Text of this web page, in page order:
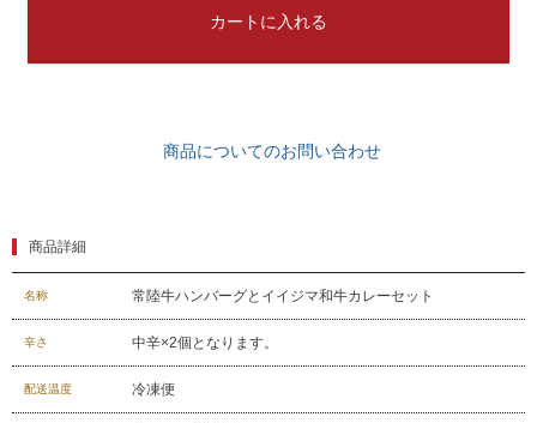
カートに入れる
商品についてのお問い合わせ
商品詳細
名称 常陸牛ハンバーグとイイジマ和牛カレーセット
辛さ 中辛×2個となります。
配送温度 冷凍便